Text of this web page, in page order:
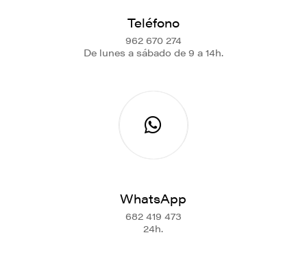
Teléfono
962 670 274
De lunes a sábado de 9 a 14h.
WhatsApp
682 419 473
24h.